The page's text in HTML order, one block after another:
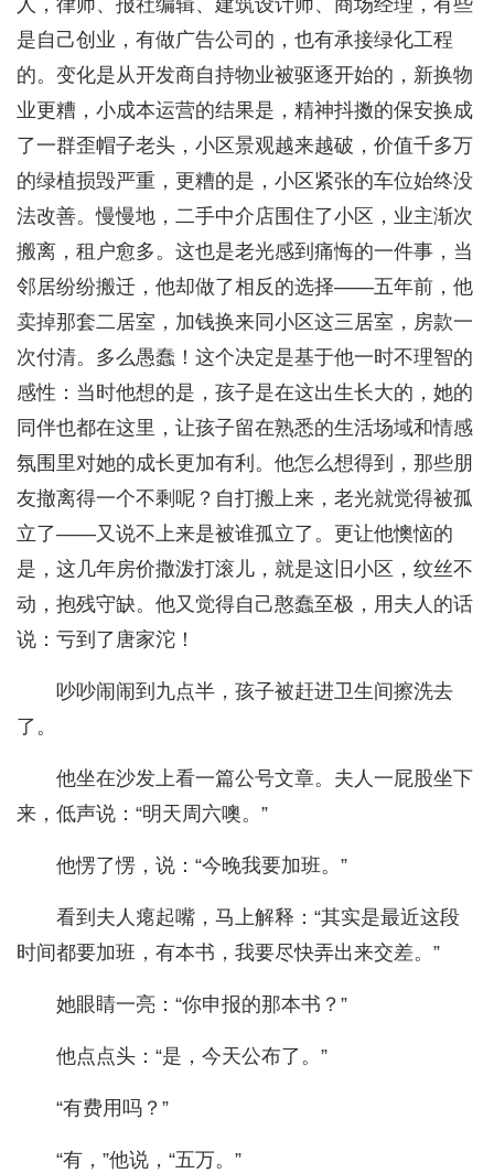
人，律师、报社编辑、建筑设计师、商场经理，有些
是自己创业，有做广告公司的，也有承接绿化工程
的。变化是从开发商自持物业被驱逐开始的，新换物
业更糟，小成本运营的结果是，精神抖擞的保安换成
了一群歪帽子老头，小区景观越来越破，价值千多万
的绿植损毁严重，更糟的是，小区紧张的车位始终没
法改善。慢慢地，二手中介店围住了小区，业主渐次
搬离，租户愈多。这也是老光感到痛悔的一件事，当
邻居纷纷搬迁，他却做了相反的选择——五年前，他
卖掉那套二居室，加钱换来同小区这三居室，房款一
次付清。多么愚蠢！这个决定是基于他一时不理智的
感性：当时他想的是，孩子是在这出生长大的，她的
同伴也都在这里，让孩子留在熟悉的生活场域和情感
氛围里对她的成长更加有利。他怎么想得到，那些朋
友撤离得一个不剩呢？自打搬上来，老光就觉得被孤
立了——又说不上来是被谁孤立了。更让他懊恼的
是，这几年房价撒泼打滚儿，就是这旧小区，纹丝不
动，抱残守缺。他又觉得自己憨蠢至极，用夫人的话
说：亏到了唐家沱！
吵吵闹闹到九点半，孩子被赶进卫生间擦洗去
了。
他坐在沙发上看一篇公号文章。夫人一屁股坐下
来，低声说：“明天周六噢。”
他愣了愣，说：“今晚我要加班。”
看到夫人瘪起嘴，马上解释：“其实是最近这段
时间都要加班，有本书，我要尽快弄出来交差。”
她眼睛一亮：“你申报的那本书？”
他点点头：“是，今天公布了。”
“有费用吗？”
“有，”他说，“五万。”